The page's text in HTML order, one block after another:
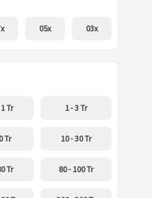
05x 03x
Tr 1 - 3 Tr
Tr 10 - 30 Tr
Tr 80 - 100 Tr